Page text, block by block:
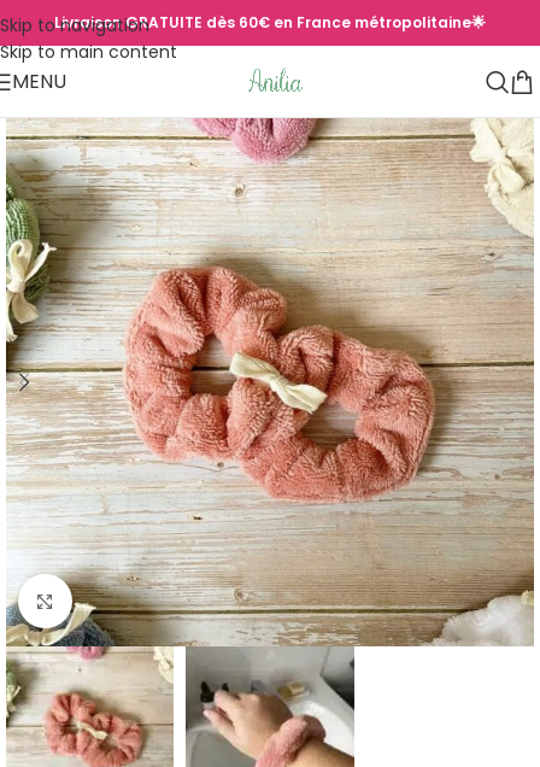
Skip to navigation
Skip to main content
Livraison GRATUITE dès 60€ en France métropolitaine🌟
MENU
Cliquer pour agrandir